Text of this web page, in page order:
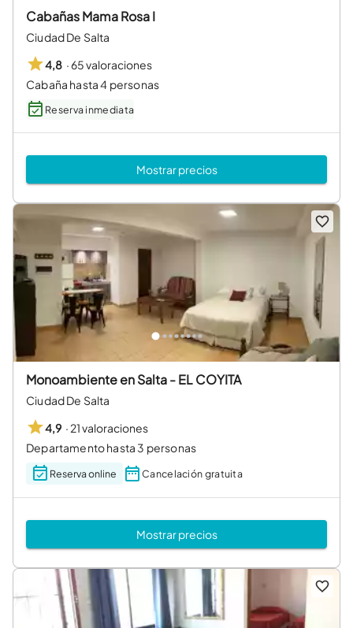
Cabañas Mama Rosa I
Ciudad De Salta
4,8 ·65 valoraciones
Cabaña hasta 4 personas
Reserva inmediata
Mostrar precios
Monoambiente en Salta - EL COYITA
Ciudad De Salta
4,9 · 21 valoraciones
Departamento hasta 3 personas
Reserva online Cancelación gratuita
Mostrar precios